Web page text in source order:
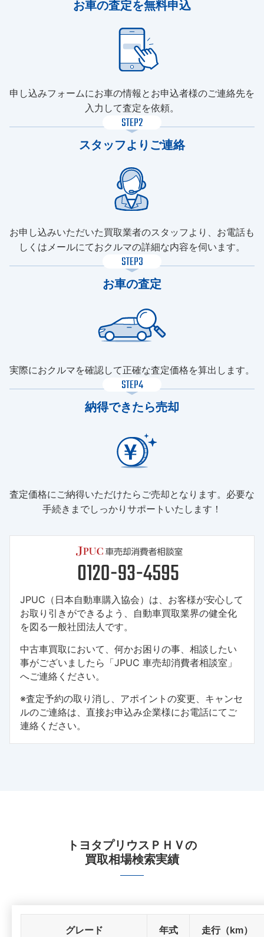
お車の査定を無料申込
申し込みフォームにお車の情報とお申込者様のご連絡先を
入力して査定を依頼。
STEP2
スタッフよりご連絡
お申し込みいただいた買取業者のスタッフより、お電話も
しくはメールにておクルマの詳細な内容を伺います。
STEP3
お車の査定
実際におクルマを確認して正確な査定価格を算出します。
STEP4
納得できたら売却
査定価格にご納得いただけたらご売却となります。必要な
手続きまでしっかりサポートいたします！
JPUC（日本自動車購入協会）は、お客様が安心して
お取り引きができるよう、自動車買取業界の健全化
を図る一般社団法人です。
中古車買取において、何かお困りの事、相談したい
事がございましたら「JPUC 車売却消費者相談室」
へご連絡ください。
※査定予約の取り消し、アポイントの変更、キャンセ
ルのご連絡は、直接お申込み企業様にお電話にてご
連絡ください。
トヨタプリウスＰＨＶの
買取相場検索実績
グレード 年式 走行（km）